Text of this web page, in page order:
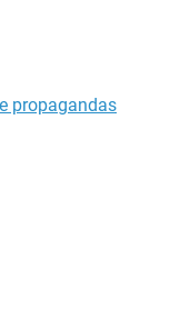
propagandas